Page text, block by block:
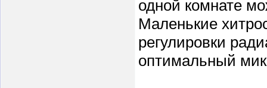
одной комнате
Маленькие
регулировки
оптимальный